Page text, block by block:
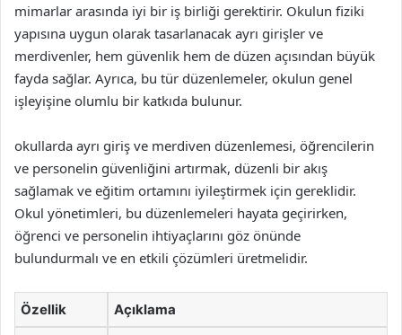
mimarlar arasında iyi bir iş birliği gerektirir. Okulun fiziki
yapısına uygun olarak tasarlanacak ayrı girişler ve
merdivenler, hem güvenlik hem de düzen açısından büyük
fayda sağlar. Ayrıca, bu tür düzenlemeler, okulun genel
işleyişine olumlu bir katkıda bulunur.
okullarda ayrı giriş ve merdiven düzenlemesi, öğrencilerin
ve personelin güvenliğini artırmak, düzenli bir akış
sağlamak ve eğitim ortamını iyileştirmek için gereklidir.
Okul yönetimleri, bu düzenlemeleri hayata geçirirken,
öğrenci ve personelin ihtiyaçlarını göz önünde
bulundurmalı ve en etkili çözümleri üretmelidir.
Özellik Açıklama